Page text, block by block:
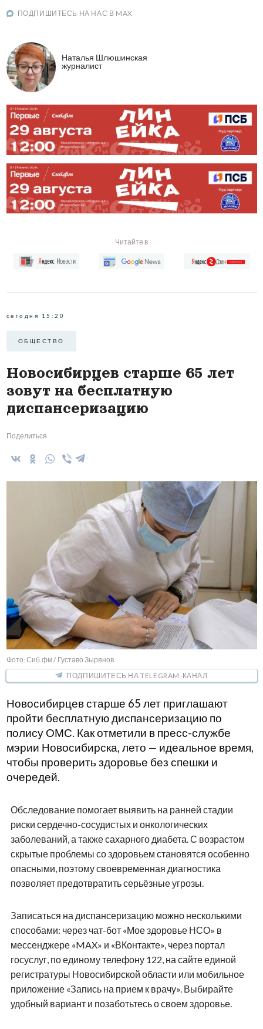
ПОДПИШИТЕСЬ НА НАС В MAX
Наталья Шлюшинская
журналист
Читайте в
сегодня 15:20
ОБЩЕСТВО
Новосибирцев старше 65 лет
зовут на бесплатную
диспансеризацию
Поделиться
Фото: Сиб.фм / Густаво Зырянов
ПОДПИШИТЕСЬ НА TELEGRAM-КАНАЛ
Новосибирцев старше 65 лет приглашают
пройти бесплатную диспансеризацию по
полису ОМС. Как отметили в пресс-службе
мэрии Новосибирска, лето — идеальное время,
чтобы проверить здоровье без спешки и
очередей.
Обследование помогает выявить на ранней стадии
риски сердечно-сосудистых и онкологических
заболеваний, а также сахарного диабета. С возрастом
скрытые проблемы со здоровьем становятся особенно
опасными, поэтому своевременная диагностика
позволяет предотвратить серьёзные угрозы.
Записаться на диспансеризацию можно несколькими
способами: через чат-бот «Мое здоровье НСО» в
мессенджере «MAX» и «ВКонтакте», через портал
госуслуг, по единому телефону 122, на сайте единой
регистратуры Новосибирской области или мобильное
приложение «Запись на прием к врачу». Выбирайте
удобный вариант и позаботьтесь о своем здоровье.